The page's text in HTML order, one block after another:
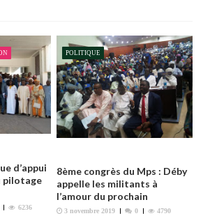
d’appui
pilotage
6236
POLITIQUE
8ème congrès du Mps : Déby
appelle les militants à
l’amour du prochain
3 novembre 2019 0 4790